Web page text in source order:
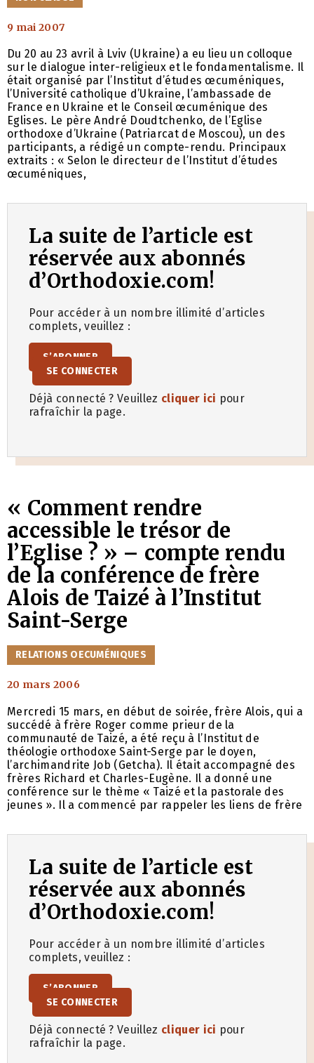
9 mai 2007
Du 20 au 23 avril à Lviv (Ukraine) a eu lieu un colloque
sur le dialogue inter-religieux et le fondamentalisme. Il
était organisé par l’Institut d’études œcuméniques,
l’Université catholique d’Ukraine, l’ambassade de
France en Ukraine et le Conseil œcuménique des
Eglises. Le père André Doudtchenko, de l’Eglise
orthodoxe d’Ukraine (Patriarcat de Moscou), un des
participants, a rédigé un compte-rendu. Principaux
extraits : « Selon le directeur de l’Institut d’études
œcuméniques,
La suite de l’article est
réservée aux abonnés
d’Orthodoxie.com!
Pour accéder à un nombre illimité d’articles
complets, veuillez :
S’ABONNER
SE CONNECTER
Déjà connecté ? Veuillez cliquer ici pour
rafraîchir la page.
« Comment rendre
accessible le trésor de
l’Eglise ? » – compte rendu
de la conférence de frère
Alois de Taizé à l’Institut
Saint-Serge
CATÉGORIES
RELATIONS OECUMÉNIQUES
20 mars 2006
Mercredi 15 mars, en début de soirée, frère Alois, qui a
succédé à frère Roger comme prieur de la
communauté de Taizé, a été reçu à l’Institut de
théologie orthodoxe Saint-Serge par le doyen,
l’archimandrite Job (Getcha). Il était accompagné des
frères Richard et Charles-Eugène. Il a donné une
conférence sur le thème « Taizé et la pastorale des
jeunes ». Il a commencé par rappeler les liens de frère
La suite de l’article est
réservée aux abonnés
d’Orthodoxie.com!
Pour accéder à un nombre illimité d’articles
complets, veuillez :
S’ABONNER
SE CONNECTER
Déjà connecté ? Veuillez cliquer ici pour
rafraîchir la page.